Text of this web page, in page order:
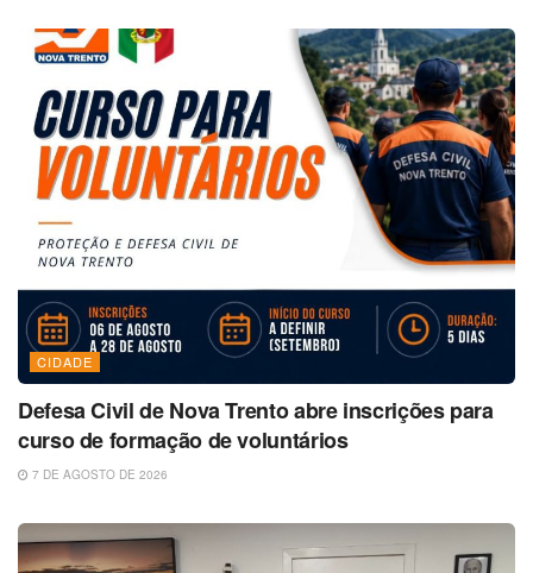
CIDADE
Defesa Civil de Nova Trento abre inscrições para
curso de formação de voluntários
7 DE AGOSTO DE 2026